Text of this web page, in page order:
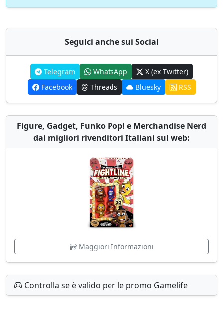
Seguici anche sui Social
Telegram WhatsApp
X (ex Twitter)
Facebook
Threads Bluesky RSS
Figure, Gadget, Funko Pop! e Merchandise Nerd
dai migliori rivenditori Italiani sul web:
Maggiori Informazioni
Controlla se è valido per le promo Gamelife